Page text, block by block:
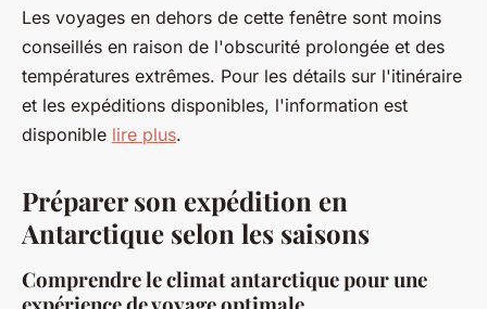
Les voyages en dehors de cette fenêtre sont moins
conseillés en raison de l'obscurité prolongée et des
températures extrêmes. Pour les détails sur l'itinéraire
et les expéditions disponibles, l'information est
disponible lire plus.
Préparer son expédition en
Antarctique selon les saisons
Comprendre le climat antarctique pour une